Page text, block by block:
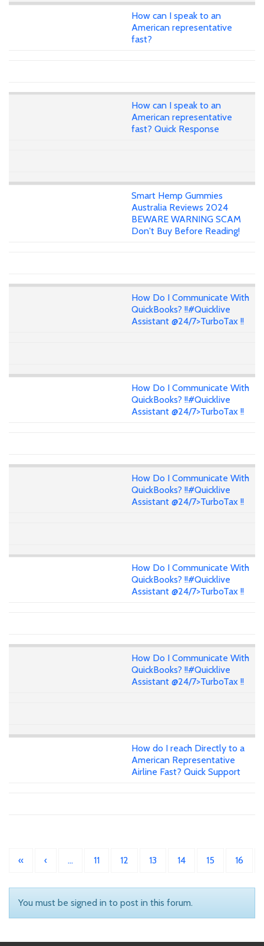
How can I speak to an
American representative
fast?
How can I speak to an
American representative
fast? Quick Response
Smart Hemp Gummies
Australia Reviews 2024
BEWARE WARNING SCAM
Don't Buy Before Reading!
How Do I Communicate With
QuickBooks? !!#Quicklive
Assistant @24/7>TurboTax !!
How Do I Communicate With
QuickBooks? !!#Quicklive
Assistant @24/7>TurboTax !!
How Do I Communicate With
QuickBooks? !!#Quicklive
Assistant @24/7>TurboTax !!
How Do I Communicate With
QuickBooks? !!#Quicklive
Assistant @24/7>TurboTax !!
How Do I Communicate With
QuickBooks? !!#Quicklive
Assistant @24/7>TurboTax !!
How do I reach Directly to a
American Representative
Airline Fast? Quick Support
« ‹ … 11 12 13 14 15 16
You must be signed in to post in this forum.